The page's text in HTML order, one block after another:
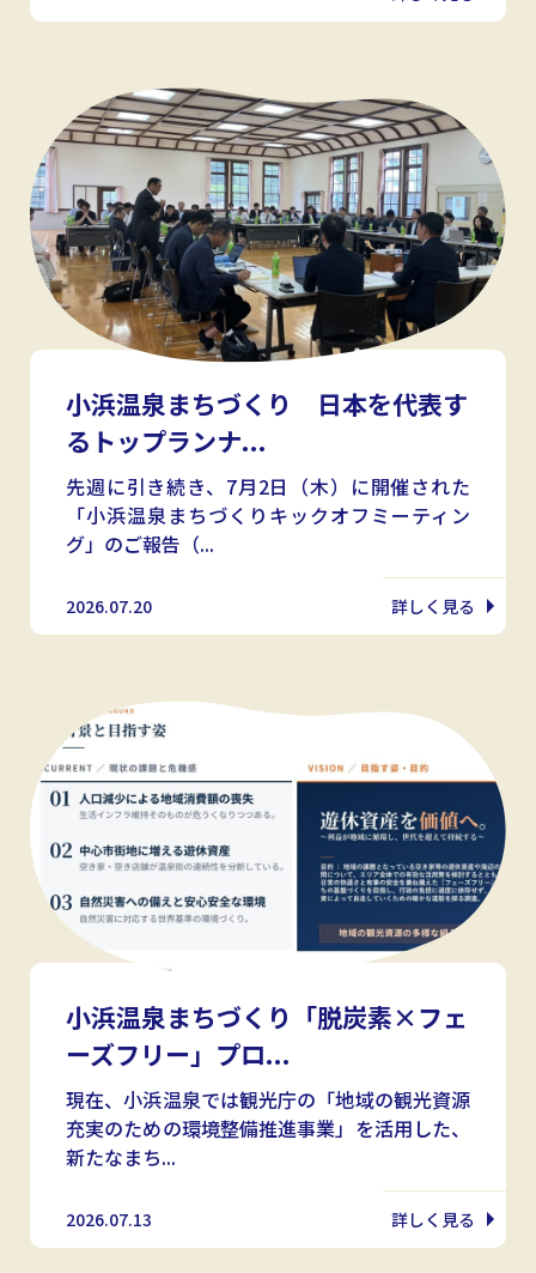
小浜温泉まちづくり 日本を代表す
るトップランナ...
先週に引き続き、7月2日（木）に開催された
「小浜温泉まちづくりキックオフミーティン
グ」のご報告（...
2026.07.20 詳しく見る
小浜温泉まちづくり「脱炭素×フェ
ーズフリー」プロ...
現在、小浜温泉では観光庁の「地域の観光資源
充実のための環境整備推進事業」を活用した、
新たなまち...
2026.07.13 詳しく見る